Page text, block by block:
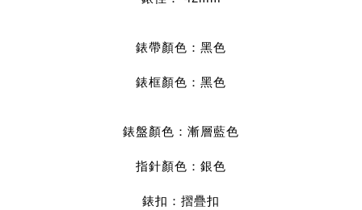
錶帶顏色：黑色
錶框顏色：黑色
錶盤顏色：漸層藍色
指針顏色：銀色
錶扣：摺疊扣